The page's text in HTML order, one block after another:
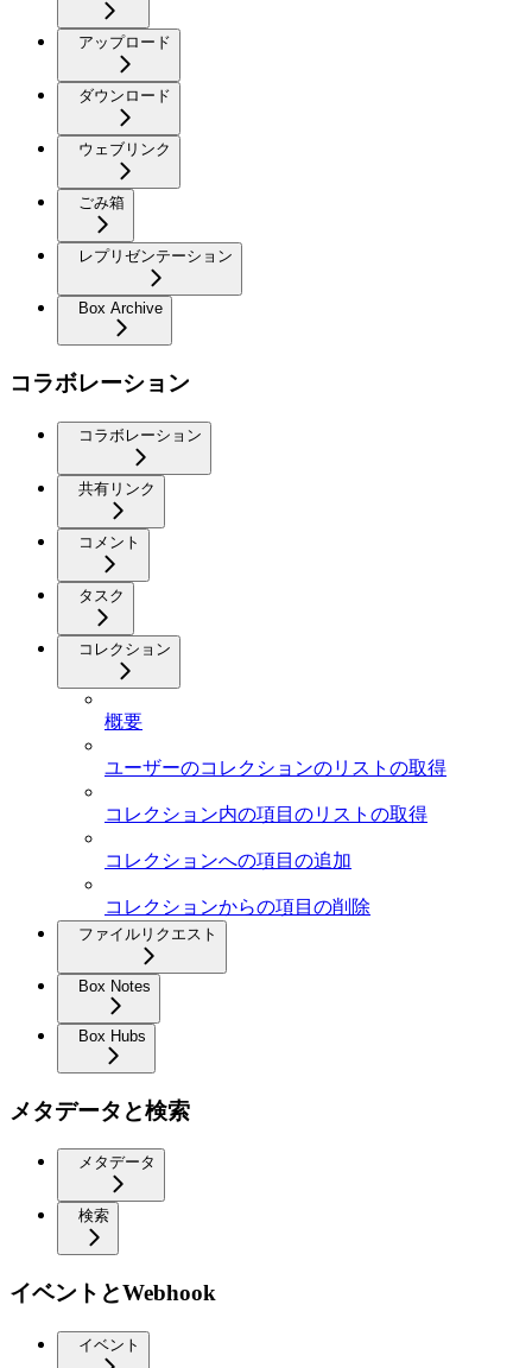
アップロード
ダウンロード
ウェブリンク
ごみ箱
レプリゼンテーション
Box Archive
コラボレーション
コラボレーション
共有リンク
コメント
タスク
コレクション
概要
ユーザーのコレクションのリストの取得
コレクション内の項目のリストの取得
コレクションへの項目の追加
コレクションからの項目の削除
ファイルリクエスト
Box Notes
Box Hubs
メタデータと検索
メタデータ
検索
イベントとWebhook
イベント